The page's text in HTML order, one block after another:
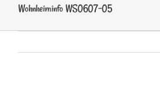
Wohnheiminfo WS0607-05